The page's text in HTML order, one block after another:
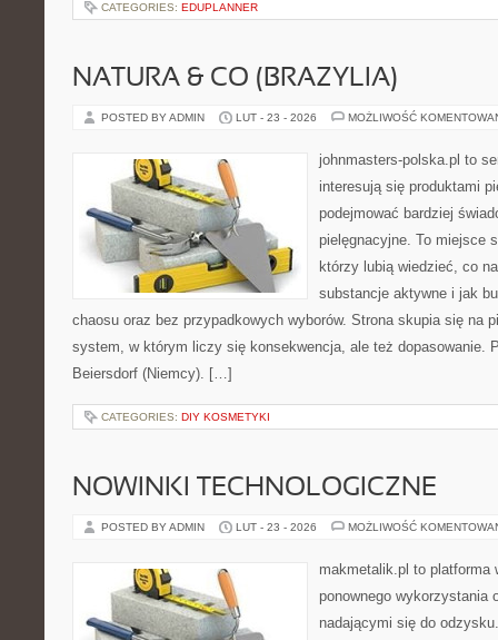
CATEGORIES: EDUPLANNER
NATURA & CO (BRAZYLIA)
POSTED BY ADMIN LUT - 23 - 2026 MOŻLIWOŚĆ
johnmasters-polska.pl to
interesują się produktami
podejmować bardziej
pielęgnacyjne. To miejsce
którzy lubią wiedzieć, co
substancje aktywne i jak
chaosu oraz bez przypadkowych wyborów. Strona skupia się na
system, w którym liczy się konsekwencja, ale też dopasowanie.
Beiersdorf (Niemcy). […]
CATEGORIES: DIY KOSMETYKI
NOWINKI TECHNOLOGICZNE
POSTED BY ADMIN LUT - 23 - 2026 MOŻLIWOŚĆ
makmetalik.pl to platforma
ponownego wykorzystania
nadającymi się do